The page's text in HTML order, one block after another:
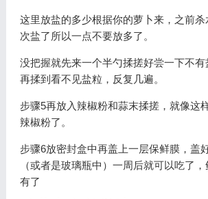
这里放盐的多少根据你的萝卜来，之前
次盐了所以一点不要放多了。
没把握就先来一个半勺揉搓好尝一下不有
再揉到看不见盐粒，反复几遍。
步骤5再放入辣椒粉和蒜末揉搓，就像这
辣椒粉了。
步骤6放密封盒中再盖上一层保鲜膜，盖
（或者是玻璃瓶中）一周后就可以吃了
有了